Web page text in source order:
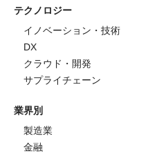
テクノロジー
イノベーション・技術
DX
クラウド・開発
サプライチェーン
業界別
製造業
金融